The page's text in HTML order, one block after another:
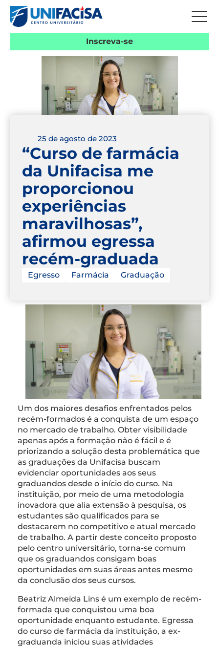
Inscreva-se
25 de agosto de 2023
“Curso de farmácia
da Unifacisa me
proporcionou
experiências
maravilhosas”,
afirmou egressa
recém-graduada
Egresso Farmácia Graduação
Um dos maiores desafios enfrentados pelos
recém-formados é a conquista de um espaço
no mercado de trabalho. Obter visibilidade
apenas após a formação não é fácil e é
priorizando a solução desta problemática que
as graduações da Unifacisa buscam
evidenciar oportunidades aos seus
graduandos desde o início do curso. Na
instituição, por meio de uma metodologia
inovadora que alia extensão à pesquisa, os
estudantes são qualificados para se
destacarem no competitivo e atual mercado
de trabalho. A partir deste conceito proposto
pelo centro universitário, torna-se comum
que os graduandos consigam boas
oportunidades em suas áreas antes mesmo
da conclusão dos seus cursos.
Beatriz Almeida Lins é um exemplo de recém-
formada que conquistou uma boa
oportunidade enquanto estudante. Egressa
do curso de farmácia da instituição, a ex-
graduanda iniciou suas atividades